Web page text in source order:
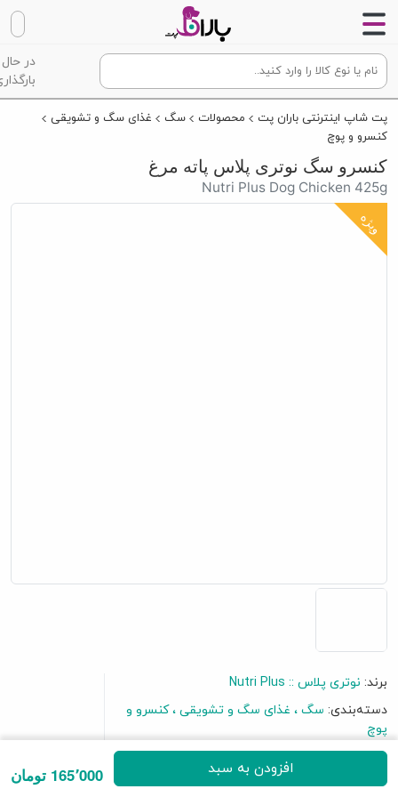
در حال
پت شاپ اینترنتی باران پت محصولات سگ
غذای سگ و تشویقی
کنسرو و پوچ
کنسرو سگ نوتری پلاس پاته مرغ
Nutri Plus Dog Chicken 425g
ویژه
برند: نوتری پلاس :: Nutri Plus
دسته‌بندی: سگ غذای سگ و تشویقی
کنسرو و
پوچ
افزودن به سبد 165٬000 تومان